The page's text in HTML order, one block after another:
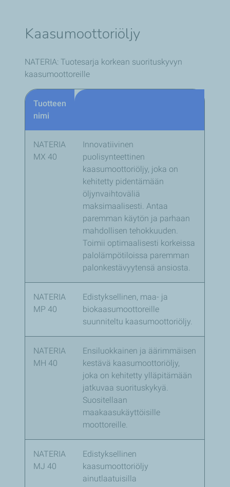
Kaasumoottoriöljy
NATERIA: Tuotesarja korkean suorituskyvyn
kaasumoottoreille
Tuotteen
nimi
NATERIA
MX 40
Innovatiivinen
puolisynteettinen
kaasumoottoriöljy, joka on
kehitetty pidentämään
öljynvaihtoväliä
maksimaalisesti. Antaa
paremman käytön ja parhaan
mahdollisen tehokkuuden.
Toimii optimaalisesti korkeissa
palolämpötiloissa paremman
palonkestävyytensä ansiosta.
NATERIA
MP 40
Edistyksellinen, maa- ja
biokaasumoottoreille
suunniteltu kaasumoottoriöljy.
NATERIA
MH 40
Ensiluokkainen ja äärimmäisen
kestävä kaasumoottoriöljy,
joka on kehitetty ylläpitämään
jatkuvaa suorituskykyä.
Suositellaan
maakaasukäyttöisille
moottoreille.
NATERIA
MJ 40
Edistyksellinen
kaasumoottoriöljy
ainutlaatuisilla